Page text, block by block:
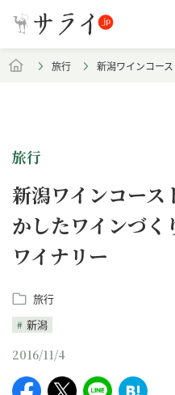
旅行 新潟ワインコー
旅行
新潟ワインコース
かしたワインづく
ワイナリー
旅行
新潟
2016/11/4